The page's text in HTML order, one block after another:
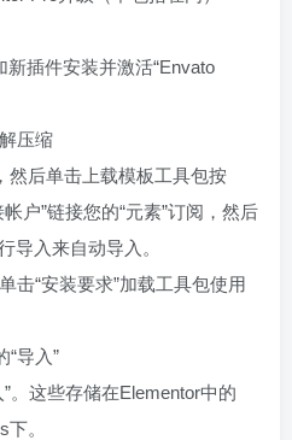
插件安装并激活“Envato
压缩
然后单击上载模板工具包按
户”链接您的“元素”订阅，然后
导入来自动导入。
击“安装要求”加载工具包使用
“导入”
。这些存储在Elementor中的
。